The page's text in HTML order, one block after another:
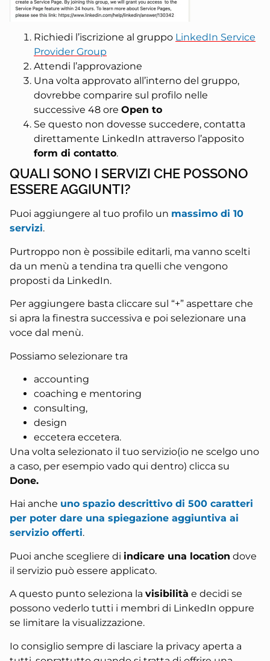
Richiedi l’iscrizione al gruppo LinkedIn Service
Provider Group
Attendi l’approvazione
Una volta approvato all’interno del gruppo,
dovrebbe comparire sul profilo nelle
successive 48 ore Open to
Se questo non dovesse succedere, contatta
direttamente LinkedIn attraverso l’apposito
form di contatto.
QUALI SONO I SERVIZI CHE POSSONO
ESSERE AGGIUNTI?
Puoi aggiungere al tuo profilo un massimo di 10
servizi.
Purtroppo non è possibile editarli, ma vanno scelti
da un menù a tendina tra quelli che vengono
proposti da LinkedIn.
Per aggiungere basta cliccare sul “+” aspettare che
si apra la finestra successiva e poi selezionare una
voce dal menù.
Possiamo selezionare tra
accounting
coaching e mentoring
consulting,
design
eccetera eccetera.
Una volta selezionato il tuo servizio(io ne scelgo uno
a caso, per esempio vado qui dentro) clicca su
Done.
Hai anche uno spazio descrittivo di 500 caratteri
per poter dare una spiegazione aggiuntiva ai
servizio offerti.
Puoi anche scegliere di indicare una location dove
il servizio può essere applicato.
A questo punto seleziona la visibilità e decidi se
possono vederlo tutti i membri di LinkedIn oppure
se limitare la visualizzazione.
Io consiglio sempre di lasciare la privacy aperta a